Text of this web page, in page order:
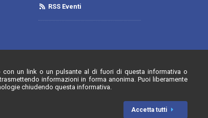
RSS Eventi
un link o un pulsante al di fuori di questa informativa o
informazioni in forma anonima. Puoi liberamente
chiudendo questa informativa.
Accetta tutti